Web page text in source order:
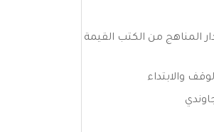
المناهج من الكتب القيمة
والابتداء